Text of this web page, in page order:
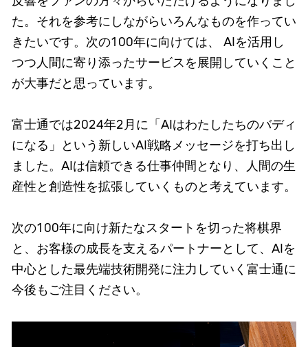
た。それを参考にしながらいろんなものを作ってい
きたいです。次の100年に向けては、 AIを活用し
つつ人間に寄り添ったサービスを展開していくこと
が大事だと思っています。
富士通では2024年2月に「AIはわたしたちのバディ
になる」という新しいAI戦略メッセージを打ち出し
ました。AIは信頼できる仕事仲間となり、人間の生
産性と創造性を拡張していくものと考えています。
次の100年に向け新たなスタートを切った将棋界
と、お客様の成長を支えるパートナーとして、AIを
中心とした最先端技術開発に注力していく富士通に
今後もご注目ください。